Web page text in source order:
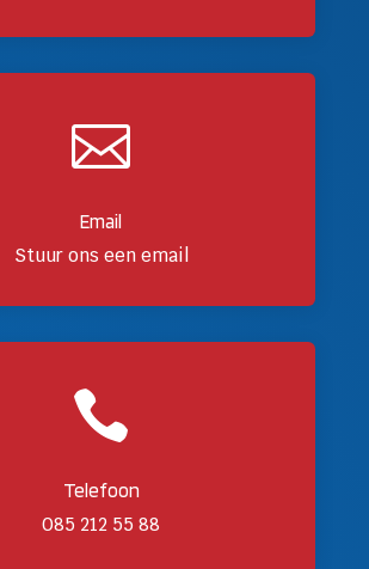

Email
Stuur ons een email

Telefoon
085 212 55 88